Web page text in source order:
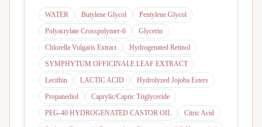
WATER Butylene Glycol
Pentylene Glycol
Polyacrylate Crosspolymer-6
Glycerin
Chlorella Vulgaris Extract
Hydrogenated Retinol
SYMPHYTUM OFFICINALE LEAF EXTRACT
Lecithin
LACTIC ACID
Hydrolyzed Jojoba Esters
Propanediol
Caprylic/Capric Triglyceride
PEG-40 HYDROGENATED CASTOR OIL
Citric Acid